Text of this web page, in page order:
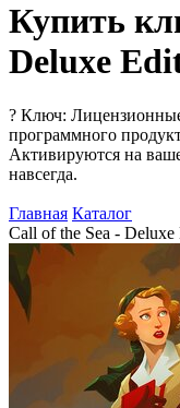
Купить
Deluxe
? Ключ:
программного
Активируются на
навсегда.
Главная Каталог
Call of the Sea - Deluxe